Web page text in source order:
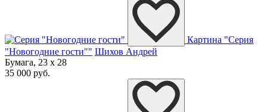
Картина "Серия
"Новогодние гости"" Шихов Андрей
Бумага, 23 x 28
35 000 руб.